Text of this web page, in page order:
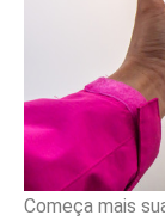
Começa mais